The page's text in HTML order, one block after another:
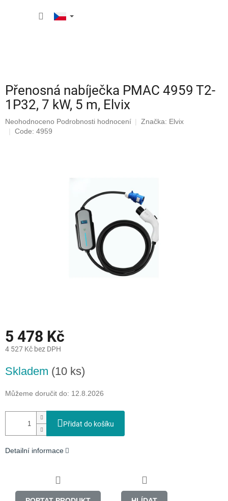
Přenosná nabíječka PMAC 4959 T2-
1P32, 7 kW, 5 m, Elvix
Průměrné
hodnocení
Neohodnoceno Podrobnosti hodnocení Značka: Elvix
Code: 4959
5 478 Kč
4 527 Kč bez DPH
cena:
Skladem (10 ks)
Můžeme doručit do: 12.8.2026
Přidat do košíku
Detailní informace